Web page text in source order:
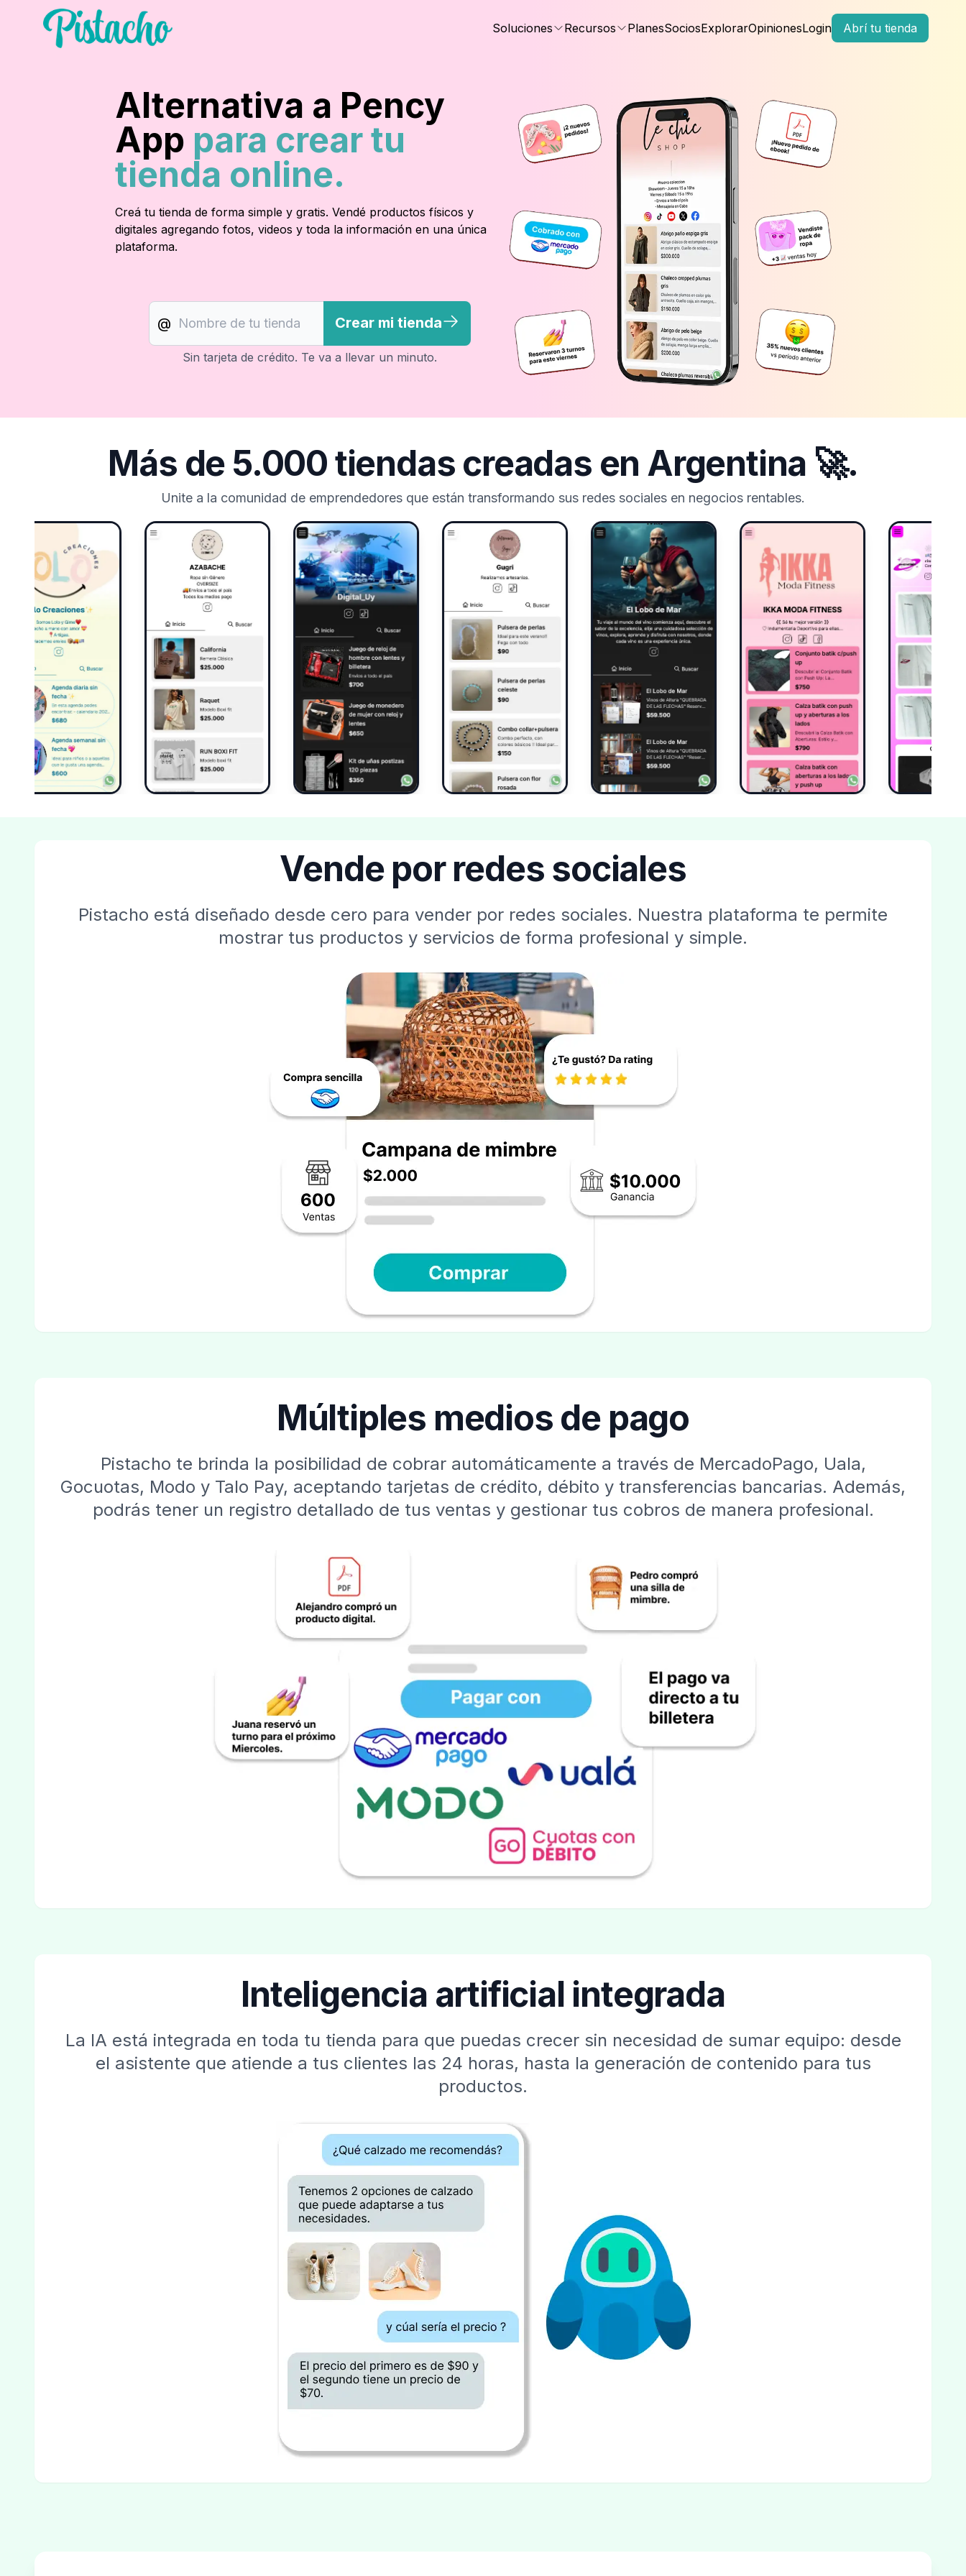
Soluciones Recursos PlanesSociosExplorarOpinionesLogin Abrí tu tienda
Alternativa a Pency
App para crear tu
tienda online.
Creá tu tienda de forma simple y gratis. Vendé productos físicos y
digitales agregando fotos, videos y toda la información en una única
plataforma.
@ Crear mi tienda
Sin tarjeta de crédito. Te va a llevar un minuto.
Más de 5.000 tiendas creadas en Argentina 🚀.
Unite a la comunidad de emprendedores que están transformando sus redes sociales en negocios rentables.
Vende por redes sociales
Pistacho está diseñado desde cero para vender por redes sociales. Nuestra plataforma te permite
mostrar tus productos y servicios de forma profesional y simple.
Múltiples medios de pago
Pistacho te brinda la posibilidad de cobrar automáticamente a través de MercadoPago, Uala,
Gocuotas, Modo y Talo Pay, aceptando tarjetas de crédito, débito y transferencias bancarias. Además,
podrás tener un registro detallado de tus ventas y gestionar tus cobros de manera profesional.
Inteligencia artificial integrada
La IA está integrada en toda tu tienda para que puedas crecer sin necesidad de sumar equipo: desde
el asistente que atiende a tus clientes las 24 horas, hasta la generación de contenido para tus
productos.